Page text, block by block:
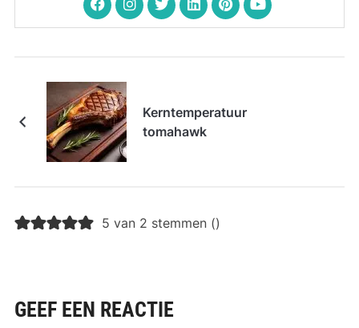
Kerntemperatuur
tomahawk
5 van 2 stemmen ()
GEEF EEN REACTIE